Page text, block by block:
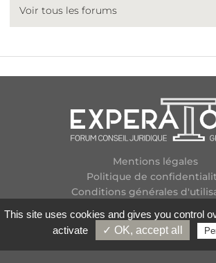
Voir tous les forums
Mentions légales
Politique de
Conditions générales
Contactez-nous
Flux RSS
Copyright
2026 Experatoo.com -
This site uses cookies and gives you control
activate
✓ OK, accept all